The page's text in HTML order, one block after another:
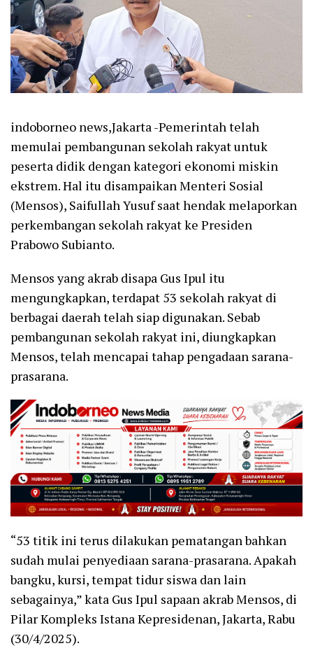
indoborneo news,Jakarta -Pemerintah telah
memulai pembangunan sekolah rakyat untuk
peserta didik dengan kategori ekonomi miskin
ekstrem. Hal itu disampaikan Menteri Sosial
(Mensos), Saifullah Yusuf saat hendak melaporkan
perkembangan sekolah rakyat ke Presiden
Prabowo Subianto.
Mensos yang akrab disapa Gus Ipul itu
mengungkapkan, terdapat 53 sekolah rakyat di
berbagai daerah telah siap digunakan. Sebab
pembangunan sekolah rakyat ini, diungkapkan
Mensos, telah mencapai tahap pengadaan sarana-
prasarana.
“53 titik ini terus dilakukan pematangan bahkan
sudah mulai penyediaan sarana-prasarana. Apakah
bangku, kursi, tempat tidur siswa dan lain
sebagainya,” kata Gus Ipul sapaan akrab Mensos, di
Pilar Kompleks Istana Kepresidenan, Jakarta, Rabu
(30/4/2025).